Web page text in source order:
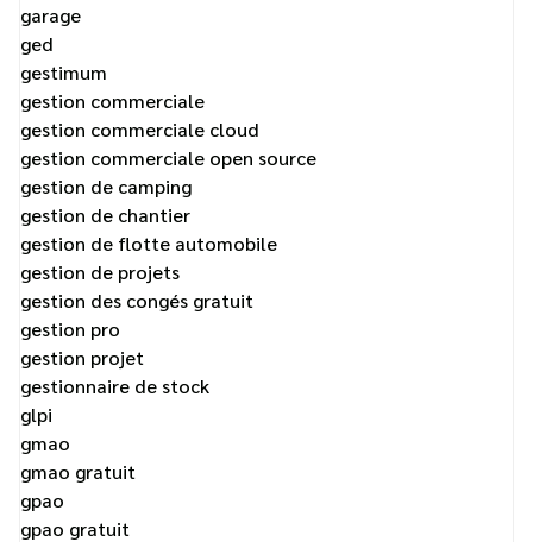
garage
ged
gestimum
gestion commerciale
gestion commerciale cloud
gestion commerciale open source
gestion de camping
gestion de chantier
gestion de flotte automobile
gestion de projets
gestion des congés gratuit
gestion pro
gestion projet
gestionnaire de stock
glpi
gmao
gmao gratuit
gpao
gpao gratuit